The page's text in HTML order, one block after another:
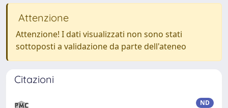
Attenzione
Attenzione! I dati visualizzati non sono stati
sottoposti a validazione da parte dell'ateneo
Citazioni
ND